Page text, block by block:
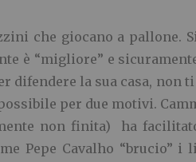
che giocano a pallone.
è “migliore” e
difendere la sua casa, non
per due motivi.
non finita) ha
Pepe Cavalho “brucio”